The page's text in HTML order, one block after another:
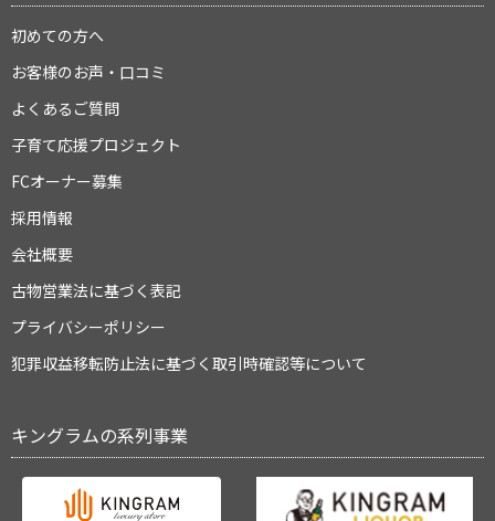
初めての方へ
お客様のお声・口コミ
よくあるご質問
子育て応援プロジェクト
FCオーナー募集
採用情報
会社概要
古物営業法に基づく表記
プライバシーポリシー
犯罪収益移転防止法に基づく取引時確認等について
キングラムの系列事業